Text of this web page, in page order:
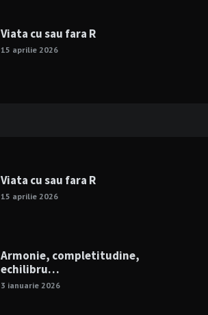
Viata cu sau fara R
15 aprilie 2026
Viata cu sau fara R
15 aprilie 2026
Armonie, completitudine,
echilibru…
3 ianuarie 2026